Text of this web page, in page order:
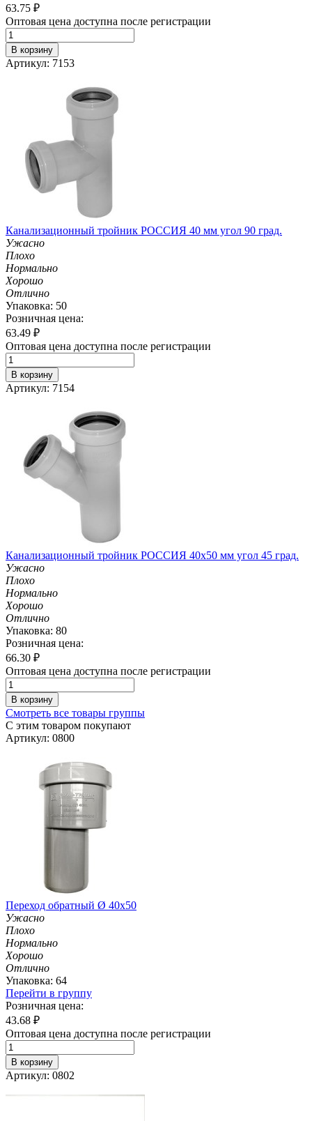
63.75 ₽
Оптовая цена доступна после регистрации
В корзину
Артикул: 7153
Канализационный тройник РОССИЯ 40 мм угол 90 град.
Ужасно
Плохо
Нормально
Хорошо
Отлично
Упаковка: 50
Розничная цена:
63.49 ₽
Оптовая цена доступна после регистрации
В корзину
Артикул: 7154
Канализационный тройник РОССИЯ 40х50 мм угол 45 град.
Ужасно
Плохо
Нормально
Хорошо
Отлично
Упаковка: 80
Розничная цена:
66.30 ₽
Оптовая цена доступна после регистрации
В корзину
Смотреть все товары группы
С этим товаром покупают
Артикул: 0800
Переход обратный Ø 40х50
Ужасно
Плохо
Нормально
Хорошо
Отлично
Упаковка: 64
Перейти в группу
Розничная цена:
43.68 ₽
Оптовая цена доступна после регистрации
В корзину
Артикул: 0802